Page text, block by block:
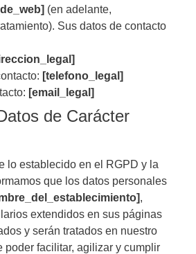
(en adelante,
Sus datos de contacto
[telefono_legal]
[email_legal]
de Carácter
lo establecido en el RGPD y la
que los datos personales
,
extendidos en sus páginas
y serán tratados en nuestro
poder facilitar, agilizar y cumplir